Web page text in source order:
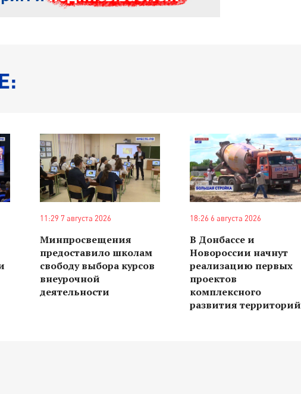
11:29 7 августа 2026
Минпросвещения
предоставило школам
свободу выбора курсов
внеурочной
деятельности
18:26 6 августа 2026
В Донбассе и
Новороссии начнут
реализацию первых
проектов
комплексного
развития территорий